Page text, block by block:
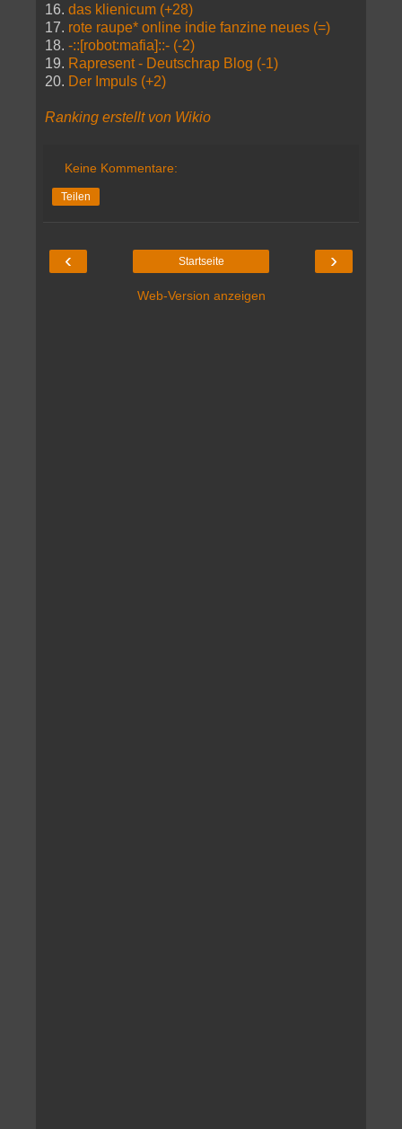
16. das klienicum (+28)
17. rote raupe* online indie fanzine neues (=)
18. -::[robot:mafia]::- (-2)
19. Rapresent - Deutschrap Blog (-1)
20. Der Impuls (+2)
Ranking erstellt von Wikio
Keine Kommentare:
Teilen
‹ ›
Startseite
Web-Version anzeigen